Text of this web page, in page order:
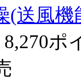
(送風機
8,270ポ